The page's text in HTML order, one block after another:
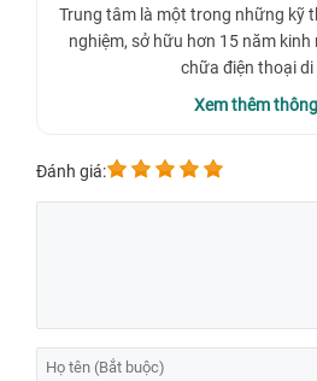
Trung tâm là một trong những kỹ
nghiệm, sở hữu hơn 15 năm
chữa điện thoại di
Xem thêm
Đánh giá: